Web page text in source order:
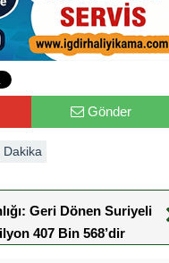
Gönder
Dakika
Geri Dönen Suriyeli
407 Bin 568’dir